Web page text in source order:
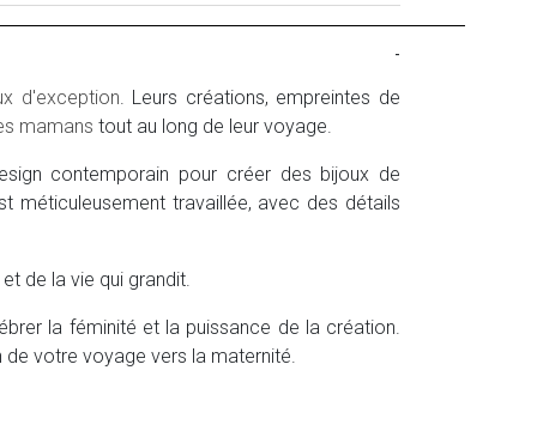
-
d'exception . Leurs créations, empreintes de
mamans tout au long de leur voyage.
contemporain pour créer des bijoux de
méticuleusement travaillée, avec des détails
de la vie qui grandit.
la féminité et la puissance de la création.
votre voyage vers la maternité.